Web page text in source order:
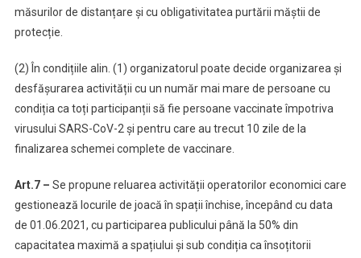
măsurilor de distanțare și cu obligativitatea purtării măștii de
protecție.
(2) În condițiile alin. (1) organizatorul poate decide organizarea și
desfășurarea activității cu un număr mai mare de persoane cu
condiția ca toți participanții să fie persoane vaccinate împotriva
virusului SARS-CoV-2 și pentru care au trecut 10 zile de la
finalizarea schemei complete de vaccinare.
Art.7 – Se propune reluarea activității operatorilor economici care
gestionează locurile de joacă în spații închise, începând cu data
de 01.06.2021, cu participarea publicului până la 50% din
capacitatea maximă a spațiului și sub condiția ca însoțitorii